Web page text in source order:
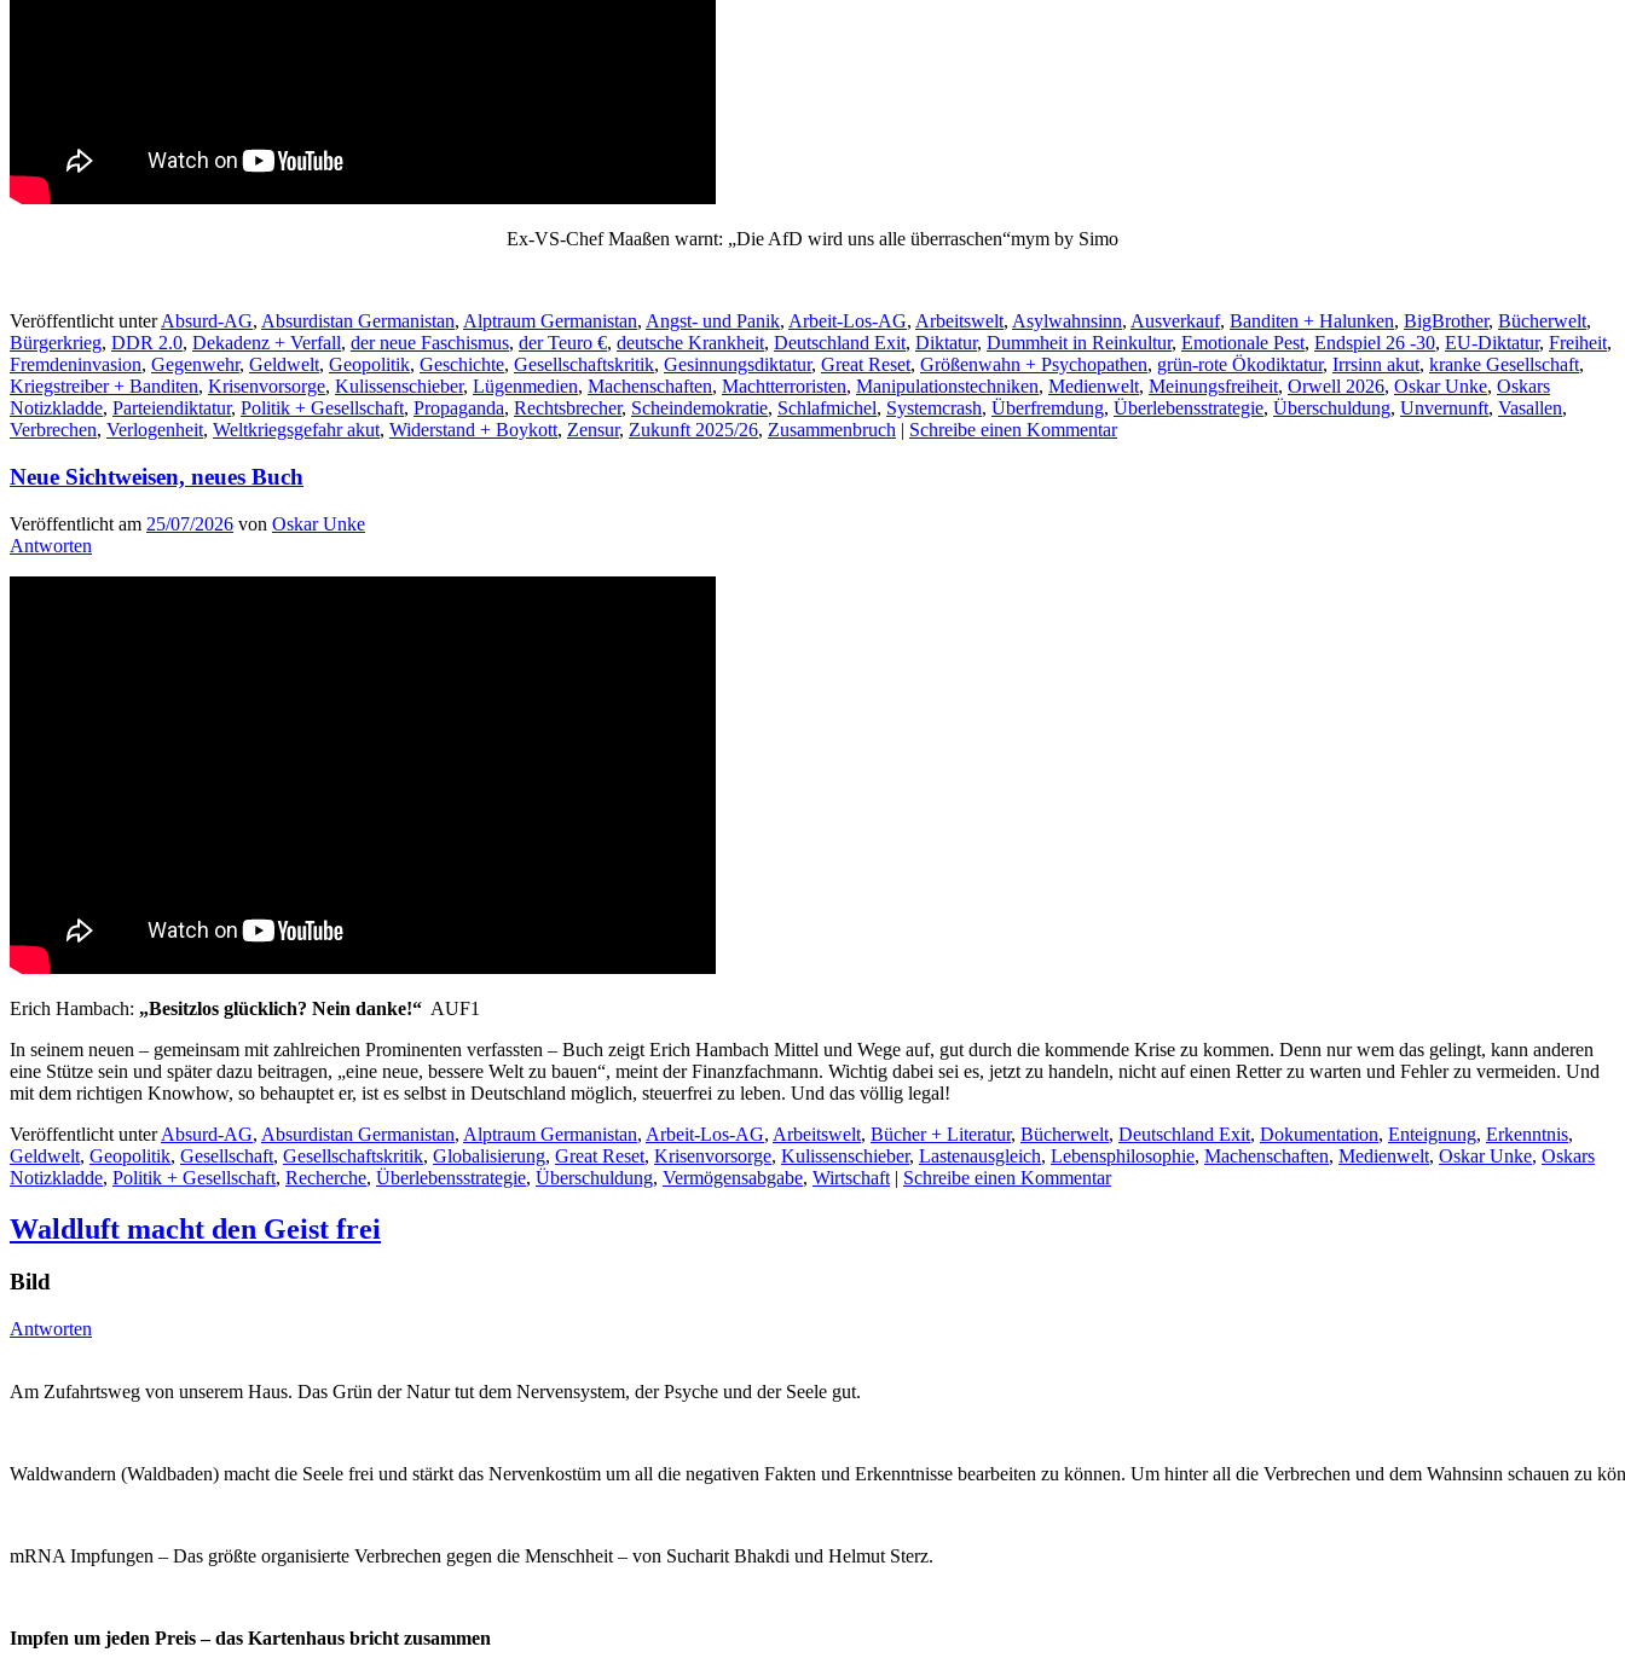
Ex-VS-Chef Maaßen warnt: „Die AfD wird uns alle überraschen“mym by Simo
Veröffentlicht unter Absurd-AG, Absurdistan Germanistan, Alptraum Germanistan, Angst- und Panik, Arbeit-Los-AG, Arbeitswelt, Asylwahnsinn, Ausverkauf, Banditen + Halunken, BigBrother, Bücherwelt,
Bürgerkrieg, DDR 2.0, Dekadenz + Verfall, der neue Faschismus, der Teuro €, deutsche Krankheit, Deutschland Exit, Diktatur, Dummheit in Reinkultur, Emotionale Pest, Endspiel 26 -30, EU-Diktatur, Freiheit,
Fremdeninvasion, Gegenwehr, Geldwelt, Geopolitik, Geschichte, Gesellschaftskritik, Gesinnungsdiktatur, Great Reset, Größenwahn + Psychopathen, grün-rote Ökodiktatur, Irrsinn akut, kranke Gesellschaft,
Kriegstreiber + Banditen, Krisenvorsorge, Kulissenschieber, Lügenmedien, Machenschaften, Machtterroristen, Manipulationstechniken, Medienwelt, Meinungsfreiheit, Orwell 2026, Oskar Unke, Oskars
Notizkladde, Parteiendiktatur, Politik + Gesellschaft, Propaganda, Rechtsbrecher, Scheindemokratie, Schlafmichel, Systemcrash, Überfremdung, Überlebensstrategie, Überschuldung, Unvernunft, Vasallen,
Verbrechen, Verlogenheit, Weltkriegsgefahr akut, Widerstand + Boykott, Zensur, Zukunft 2025/26, Zusammenbruch | Schreibe einen Kommentar
Neue Sichtweisen, neues Buch
Veröffentlicht am 25/07/2026 von Oskar Unke
Antworten
Erich Hambach: „Besitzlos glücklich? Nein danke!“ AUF1
In seinem neuen – gemeinsam mit zahlreichen Prominenten verfassten – Buch zeigt Erich Hambach Mittel und Wege auf, gut durch die kommende Krise zu kommen. Denn nur wem das gelingt, kann anderen
eine Stütze sein und später dazu beitragen, „eine neue, bessere Welt zu bauen“, meint der Finanzfachmann. Wichtig dabei sei es, jetzt zu handeln, nicht auf einen Retter zu warten und Fehler zu vermeiden. Und
mit dem richtigen Knowhow, so behauptet er, ist es selbst in Deutschland möglich, steuerfrei zu leben. Und das völlig legal!
Veröffentlicht unter Absurd-AG, Absurdistan Germanistan, Alptraum Germanistan, Arbeit-Los-AG, Arbeitswelt, Bücher + Literatur, Bücherwelt, Deutschland Exit, Dokumentation, Enteignung, Erkenntnis,
Geldwelt, Geopolitik, Gesellschaft, Gesellschaftskritik, Globalisierung, Great Reset, Krisenvorsorge, Kulissenschieber, Lastenausgleich, Lebensphilosophie, Machenschaften, Medienwelt, Oskar Unke, Oskars
Notizkladde, Politik + Gesellschaft, Recherche, Überlebensstrategie, Überschuldung, Vermögensabgabe, Wirtschaft | Schreibe einen Kommentar
Waldluft macht den Geist frei
Bild
Antworten
Am Zufahrtsweg von unserem Haus. Das Grün der Natur tut dem Nervensystem, der Psyche und der Seele gut.
Waldwandern (Waldbaden) macht die Seele frei und stärkt das Nervenkostüm um all die negativen Fakten und Erkenntnisse bearbeiten zu können. Um hinter all die Verbrechen und dem Wahnsinn schauen zu
mRNA Impfungen – Das größte organisierte Verbrechen gegen die Menschheit – von Sucharit Bhakdi und Helmut Sterz.
Impfen um jeden Preis – das Kartenhaus bricht zusammen